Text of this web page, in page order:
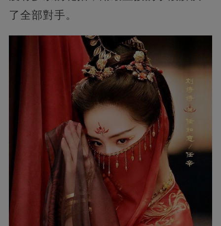
了全部對手。